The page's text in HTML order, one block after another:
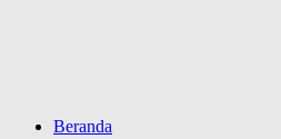
Beranda